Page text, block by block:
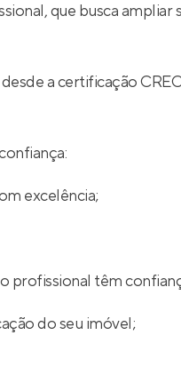
que busca
a certificação
excelência;
profissional têm
do seu imóvel;